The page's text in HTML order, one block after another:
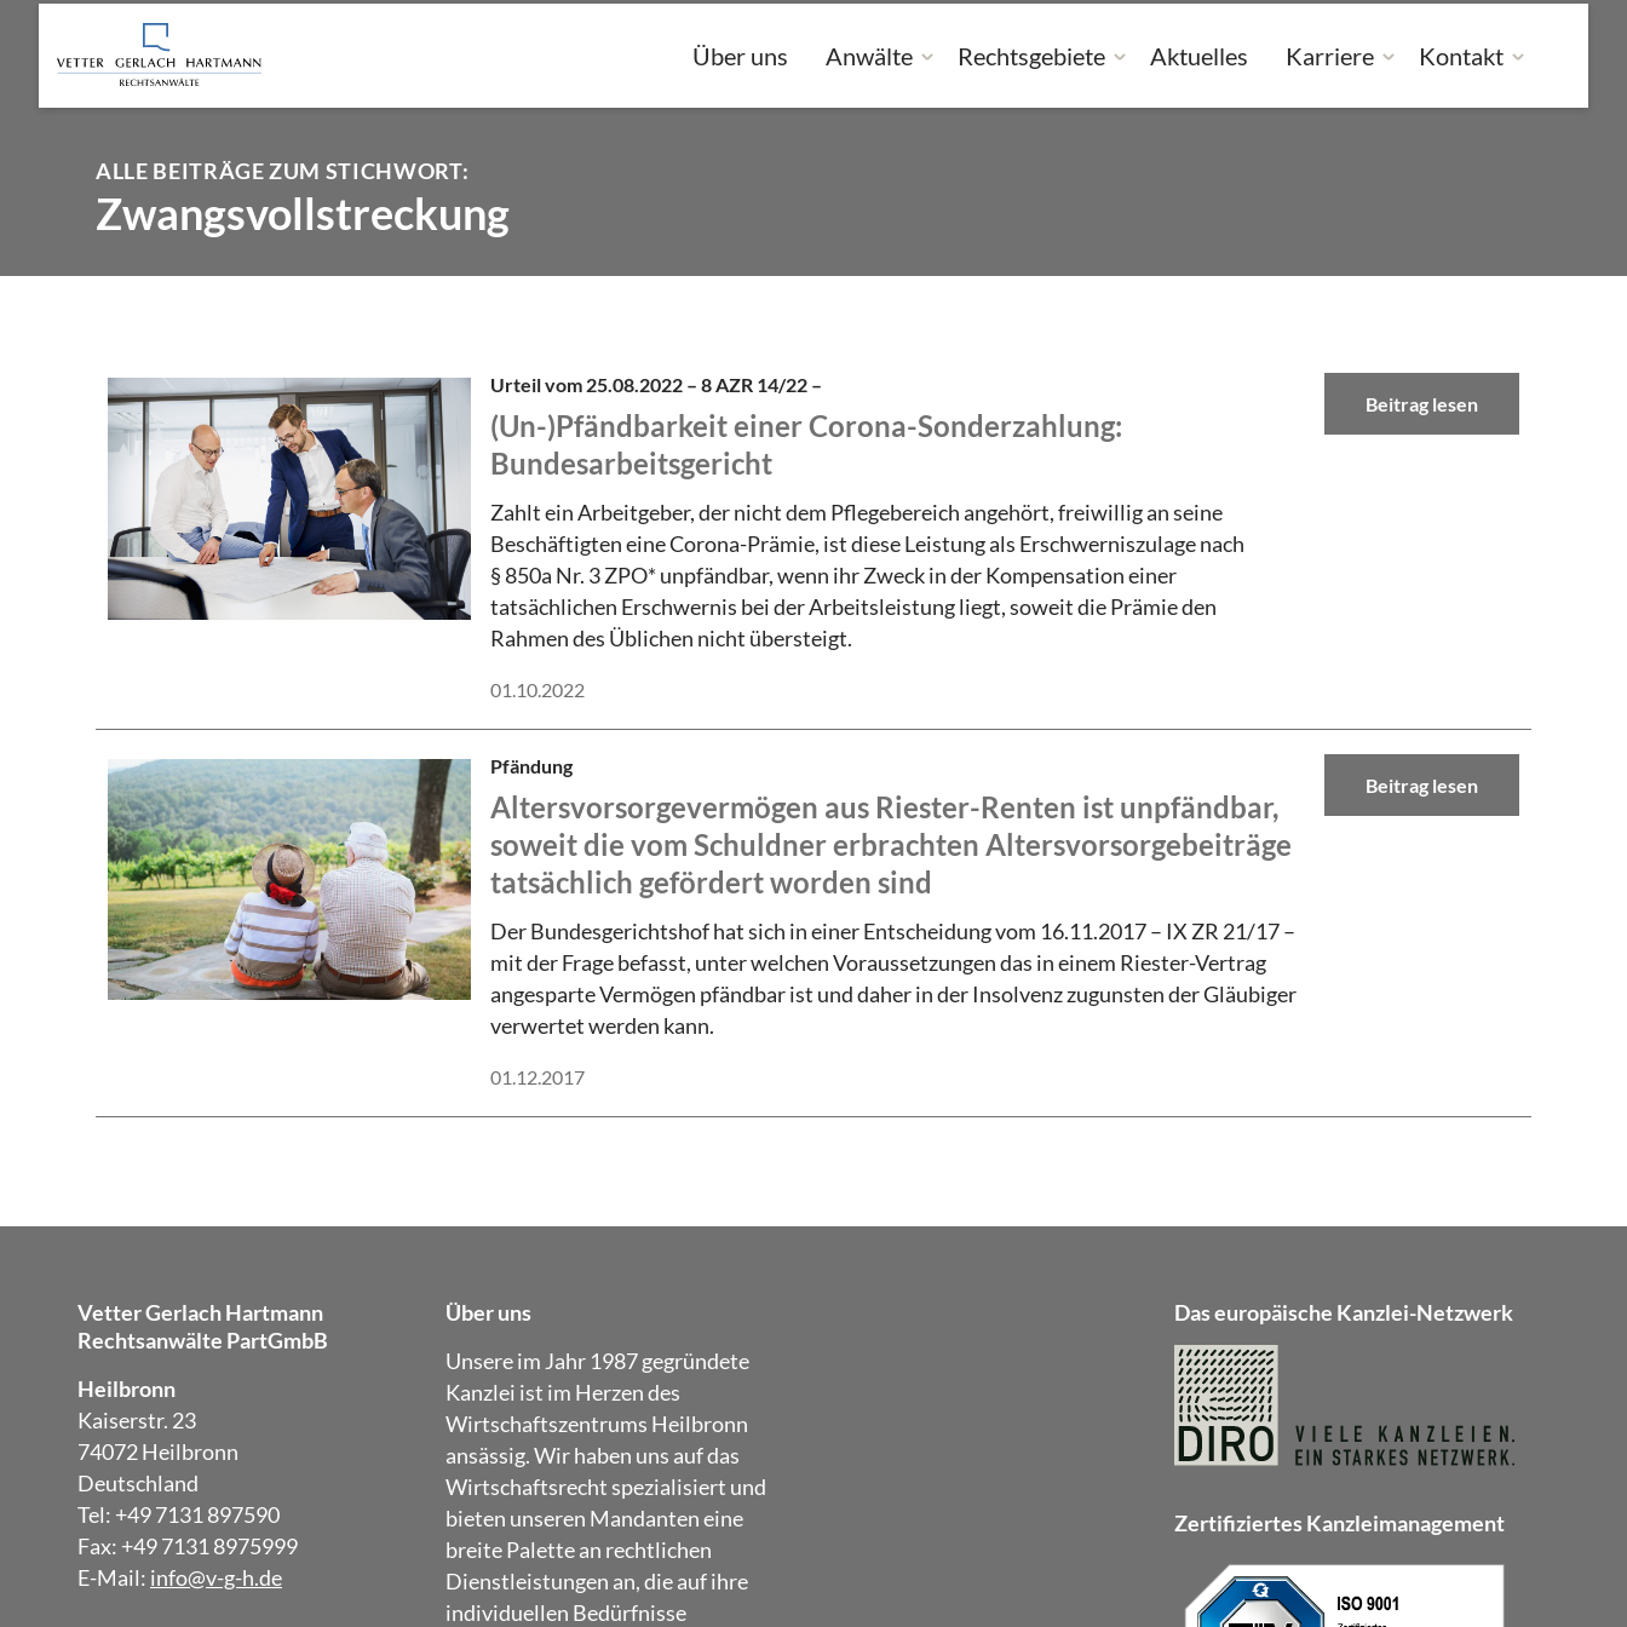
Über uns Anwälte Rechtsgebiete Aktuelles Karriere Kontakt
ALLE BEITRÄGE ZUM STICHWORT:
Zwangsvollstreckung
Urteil vom 25.08.2022 – 8 AZR 14/22 –
(Un-)Pfändbarkeit einer Corona-Sonderzahlung:
Bundesarbeitsgericht
Zahlt ein Arbeitgeber, der nicht dem Pflegebereich angehört, freiwillig an seine
Beschäftigten eine Corona-Prämie, ist diese Leistung als Erschwerniszulage nach
§ 850a Nr. 3 ZPO* unpfändbar, wenn ihr Zweck in der Kompensation einer
tatsächlichen Erschwernis bei der Arbeitsleistung liegt, soweit die Prämie den
Rahmen des Üblichen nicht übersteigt.
01.10.2022
Beitrag lesen
Pfändung
Altersvorsorgevermögen aus Riester-Renten ist unpfändbar,
soweit die vom Schuldner erbrachten Altersvorsorgebeiträge
tatsächlich gefördert worden sind
Der Bundesgerichtshof hat sich in einer Entscheidung vom 16.11.2017 – IX ZR 21/17 –
mit der Frage befasst, unter welchen Voraussetzungen das in einem Riester-Vertrag
angesparte Vermögen pfändbar ist und daher in der Insolvenz zugunsten der Gläubiger
verwertet werden kann.
01.12.2017
Beitrag lesen
Vetter Gerlach Hartmann
Rechtsanwälte PartGmbB
Heilbronn
Kaiserstr. 23
74072 Heilbronn
Deutschland
Tel: +49 7131 897590
Fax: +49 7131 8975999
E-Mail: info@v-g-h.de
Über uns
Unsere im Jahr 1987 gegründete
Kanzlei ist im Herzen des
Wirtschaftszentrums Heilbronn
ansässig. Wir haben uns auf das
Wirtschaftsrecht spezialisiert und
bieten unseren Mandanten eine
breite Palette an rechtlichen
Dienstleistungen an, die auf ihre
individuellen Bedürfnisse
Das europäische Kanzlei-Netzwerk
Zertifiziertes Kanzleimanagement